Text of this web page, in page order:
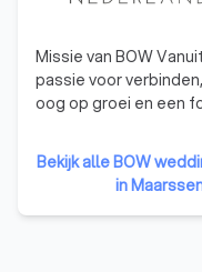
Dus, waar wacht je
vinden van de ideale
kunt concentreren op
moment.
Missie van BOW Vanuit een
passie voor
oog op groei en een
samenbrengen door
het organiseren van
evenementen, het
een platform en
Bekijk alle BOW
in